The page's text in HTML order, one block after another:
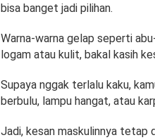
bisa banget jadi pilihan.
Warna-warna gelap seperti
logam atau kulit, bakal kasih
Supaya nggak terlalu kaku,
berbulu, lampu hangat, atau
Jadi, kesan maskulinnya tetap